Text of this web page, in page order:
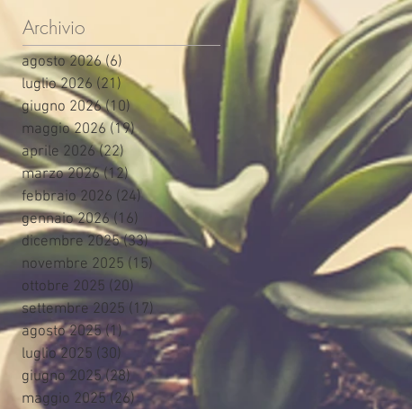
Archivio
agosto 2026 (6)
luglio 2026 (21) 21 post
giugno 2026 (10)10 post
maggio 2026 (19)19 post
aprile 2026 (22) 22 post
marzo 2026 (12)12 post
febbraio 2026 (24)24 post
gennaio 2026 (16) 16 post
dicembre 2025 (33)33 post
novembre 2025 (15)
ottobre 2025 (20) 20 post
settembre 2025 (17) 17 post
agosto 2025 (1)1 post
luglio 2025 (30) 30 post
giugno 2025 (28)28 post
maggio 2025 (26)26 post